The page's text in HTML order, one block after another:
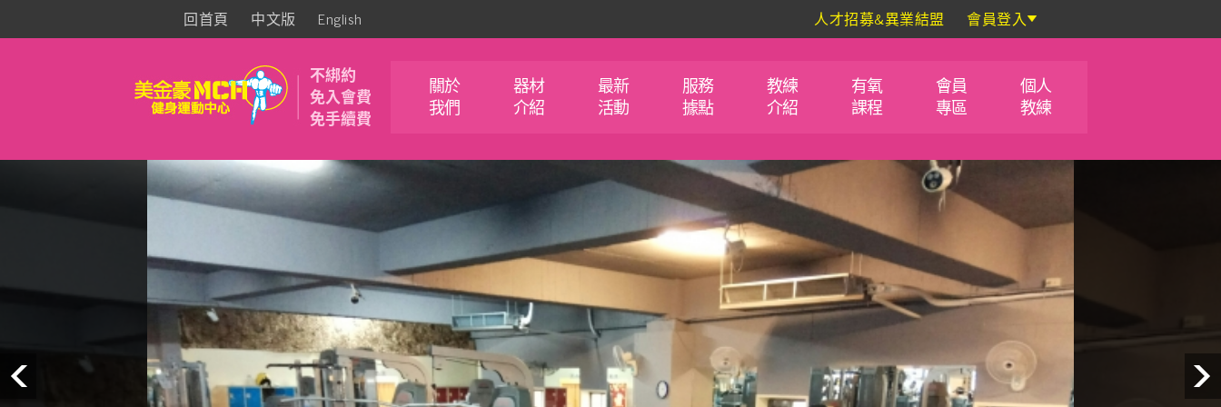
人才招募&異業結盟 會員登入
回首頁 中文版 English
不綁約
免入會費
免手續費
關於
我們
器材
介紹
最新
活動
服務
據點
教練
介紹
有氧
課程
會員
專區
個人
教練